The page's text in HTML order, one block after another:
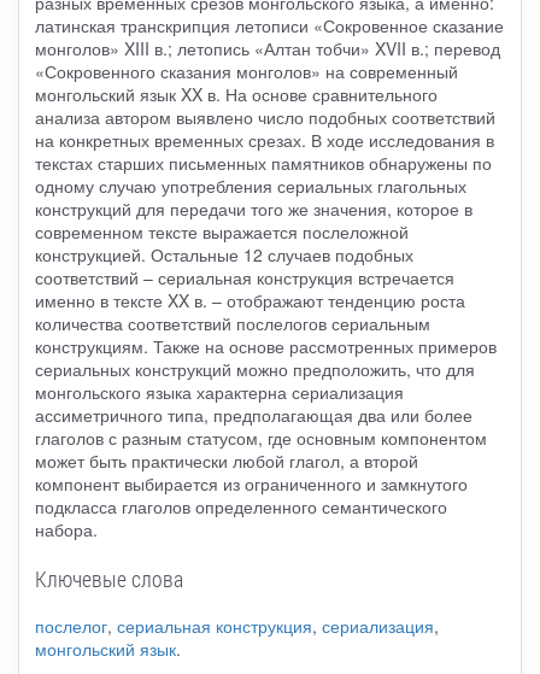
латинская транскрипция летописи «Сокровенное сказание
монголов» XIII в.; летопись «Алтан тобчи» XVII в.; перевод
«Сокровенного сказания монголов» на современный
монгольский язык XX в. На основе сравнительного
анализа автором выявлено число подобных соответствий
на конкретных временных срезах. В ходе исследования в
текстах старших письменных памятников обнаружены по
одному случаю употребления сериальных глагольных
конструкций для передачи того же значения, которое в
современном тексте выражается послеложной
конструкцией. Остальные 12 случаев подобных
соответствий – сериальная конструкция встречается
именно в тексте XX в. – отображают тенденцию роста
количества соответствий послелогов сериальным
конструкциям. Также на основе рассмотренных примеров
сериальных конструкций можно предположить, что для
монгольского языка характерна сериализация
ассиметричного типа, предполагающая два или более
глаголов с разным статусом, где основным компонентом
может быть практически любой глагол, а второй
компонент выбирается из ограниченного и замкнутого
подкласса глаголов определенного семантического
набора.
Ключевые слова
послелог, сериальная конструкция, сериализация,
монгольский язык.